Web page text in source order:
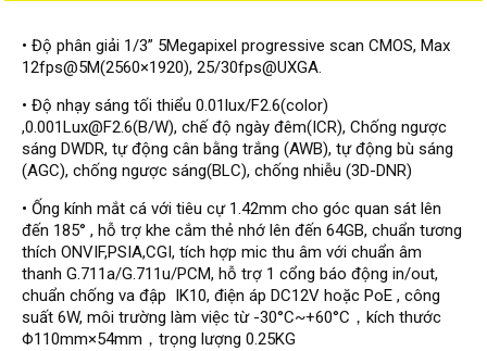
Đầu ghi Visionhitech
Đầu ghi Dahua
Đầu ghi KBVISION
Thiết bị chống trộm
Thiết bị chống trộm Paradox
Thiết bị Enforcer
access control
Khóa điện tử VIRO
Khóa điện tử KBVISION
• Độ phân giải 1/3” 5Megapixel progressive scan CMOS, Max
12fps@5M(2560×1920), 25/30fps@UXGA.
• Độ nhạy sáng tối thiểu 0.01lux/F2.6(color)
,0.001Lux@F2.6(B/W), chế độ ngày đêm(ICR), Chống ngược
sáng DWDR, tự động cân bằng trắng (AWB), tự động bù sáng
(AGC), chống ngược sáng(BLC), chống nhiễu (3D-DNR)
• Ống kính mắt cá với tiêu cự 1.42mm cho góc quan sát lên
đến 185° , hỗ trợ khe cắm thẻ nhớ lên đến 64GB, chuẩn tương
thích ONVIF,PSIA,CGI, tích hợp mic thu âm với chuẩn âm
thanh G.711a/G.711u/PCM, hỗ trợ 1 cổng báo động in/out,
chuẩn chống va đập IK10, điện áp DC12V hoặc PoE , công
suất 6W, môi trường làm việc từ -30°C~+60°C，kích thước
Φ110mm×54mm，trọng lượng 0.25KG